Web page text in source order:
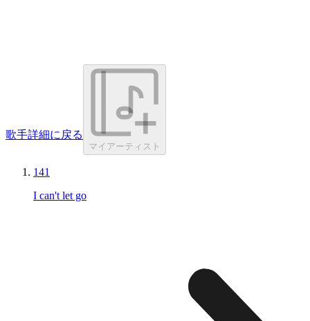
歌手詳細に戻る
マイアーティスト
141
I can't let go